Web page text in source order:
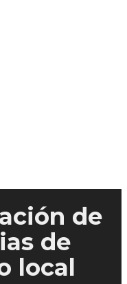
de
de
local